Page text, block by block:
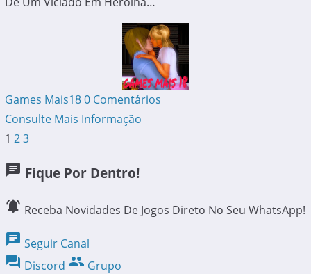
Games Mais180 Comentários
Consulte Mais Informação
Paginação
De
Posts
1 23
chat Fique Por Dentro!
notifications_active Receba Novidades De Jogos Direto No Seu WhatsApp!
chat Seguir Canal
forum Discord group Grupo